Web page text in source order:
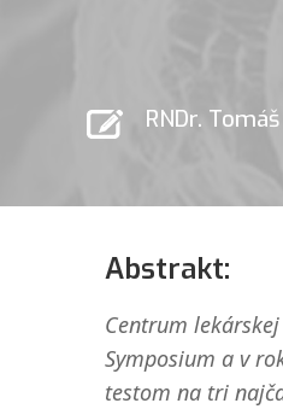
RNDr.
Abstrakt:
Centrum
Symposium a v
testom na tri